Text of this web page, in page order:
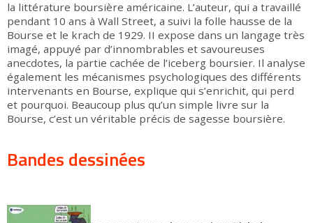
la littérature boursière américaine. L’auteur, qui a travaillé
pendant 10 ans à Wall Street, a suivi la folle hausse de la
Bourse et le krach de 1929. II expose dans un langage très
imagé, appuyé par d’innombrables et savoureuses
anecdotes, la partie cachée de l’iceberg boursier. Il analyse
également les mécanismes psychologiques des différents
intervenants en Bourse, explique qui s’enrichit, qui perd
et pourquoi. Beaucoup plus qu’un simple livre sur la
Bourse, c’est un véritable précis de sagesse boursière.
Bandes dessinées